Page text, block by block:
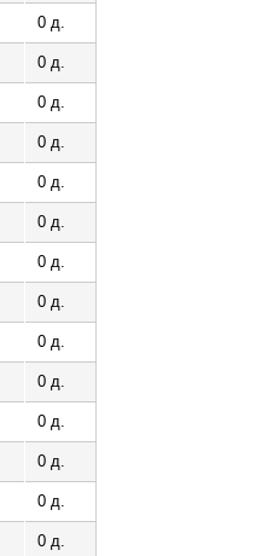
0 д.
0 д.
0 д.
0 д.
0 д.
0 д.
0 д.
0 д.
0 д.
0 д.
0 д.
0 д.
0 д.
0 д.